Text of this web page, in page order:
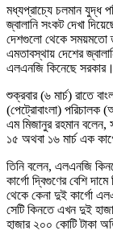
মধ্যপ্রাচ্যে চলমান যুদ্ধ
জ্বালানি সংকট দেখা
দেশগুলো থেকে সময়মতো
এমতাবস্থায় দেশের
এলএনজি কিনেছে সরকার।
শুক্রবার (৬ মার্চ) রাতে
(পেট্রোবাংলা) পরিচালক
এম মিজানুর রহমান
১৫ অথবা ১৬ মার্চ এক
তিনি বলেন, এলএনজি
কার্গো দ্বিগুণের বেশি
থেকে কেনা দুই কার্গো
সেটি কিনতে এখন দুই
হাজার ২০০ কোটি টাকা